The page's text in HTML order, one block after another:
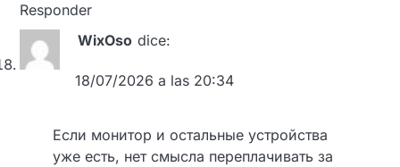
Responder
WixOso dice:
18/07/2026 a las 20:34
Если монитор и остальные устройства
уже есть, нет смысла переплачивать за